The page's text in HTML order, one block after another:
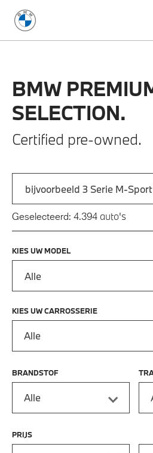
BMW
SELECTION.
Certified pre-owned.
Zoek naar een automodel,
Typ een automodel in en druk op
Geselecteerd: 4.394 auto's
KIES UW MODEL
KIES UW CARROSSERIE
Alle
BRANDSTOF
Alle
PRIJS